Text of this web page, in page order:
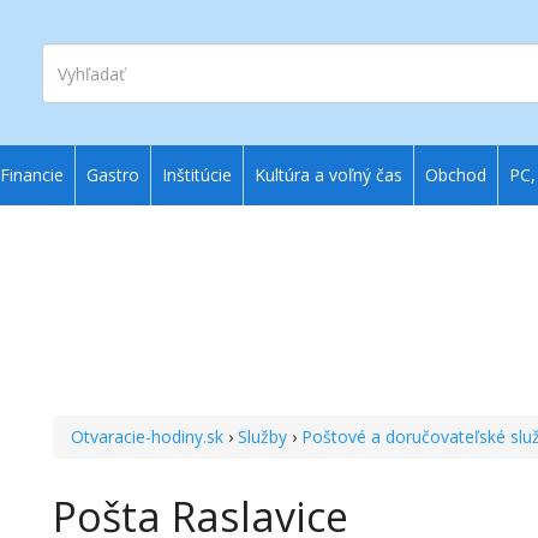
Vyhľadať
Otvaracie-hodiny.sk ›Služby › Poštové a doručovateľské
Pošta Raslavice
Financie Gastro Inštitúcie Kultúra a voľný čas Obchod